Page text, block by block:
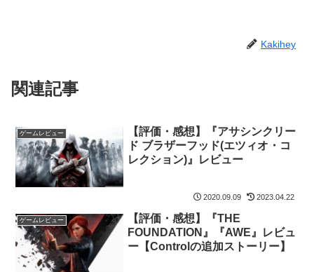
Kakihey
関連記事
ゲームレビュー
【評価・感想】『アサシンクリー
ド ブラザーフッド(エツィオ・コ
レクション)』レビュー
2020.09.09 2023.04.22
ゲームレビュー
【評価・感想】『THE
FOUNDATION』『AWE』レビュ
ー【Controlの追加ストーリー】